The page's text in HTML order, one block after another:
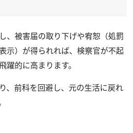
、被害届の取り下げや宥恕（処罰
示）が得られれば、検察官が不起
躍的に高まります。
、前科を回避し、元の生活に戻れ